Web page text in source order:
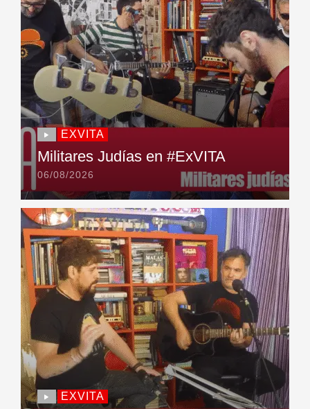
EXVITA
Militares Judías en #ExVITA
06/08/2026
EXVITA